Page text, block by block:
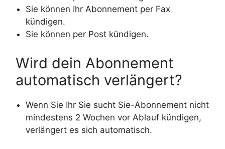
Sie können Ihr Abonnement per Fax
kündigen.
Sie können per Post kündigen.
Wird dein Abonnement
automatisch verlängert?
Wenn Sie Ihr Sie sucht Sie-Abonnement nicht
mindestens 2 Wochen vor Ablauf kündigen,
verlängert es sich automatisch.